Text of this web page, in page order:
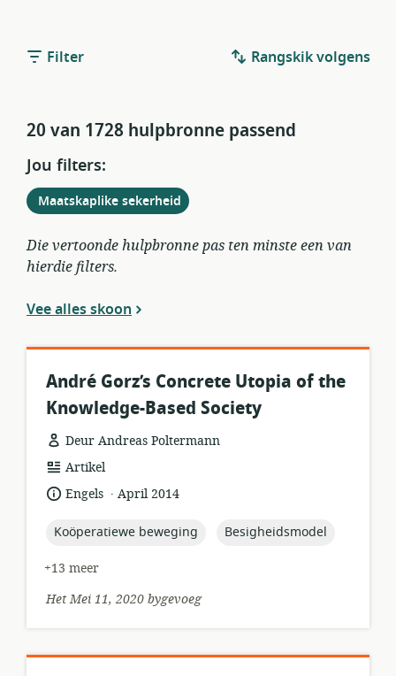
Filter Rangskik volgens
20 van 1728 hulpbronne passend
Jou filters:
Verwyder
Maatskaplike sekerheid uit
huidige
Die vertoonde hulpbronne pas ten minste een van
hierdie filters.
Vee alles skoon
André Gorz’s Concrete Utopia of the
Knowledge-Based Society
Deur Andreas Poltermann
hulpbronformaat:
Artikel
taal:Engels .
datumApril 2014
topic:
Koöperatiewe beweging topic:
Besigheidsmodel
+13 meer
Het Mei 11, 2020 bygevoeg